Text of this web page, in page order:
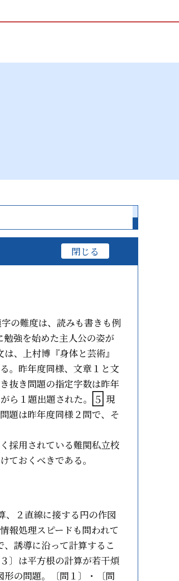
の難度は、読みも書きも例
強を始めた主人公の姿が
は、上村博『身体と芸術』
。昨年度同様、文章１と文
抜き問題の指定字数は昨年
ら１題出題された。
５ 現
題は昨年度同様２問で、そ
採用されている難関私立校
おくべきである。
、２直線に接する円の作図
報処理スピードも問われて
誘導に沿って計算するこ
〕は平方根の計算が若干煩
形の問題。〔問１〕・〔問